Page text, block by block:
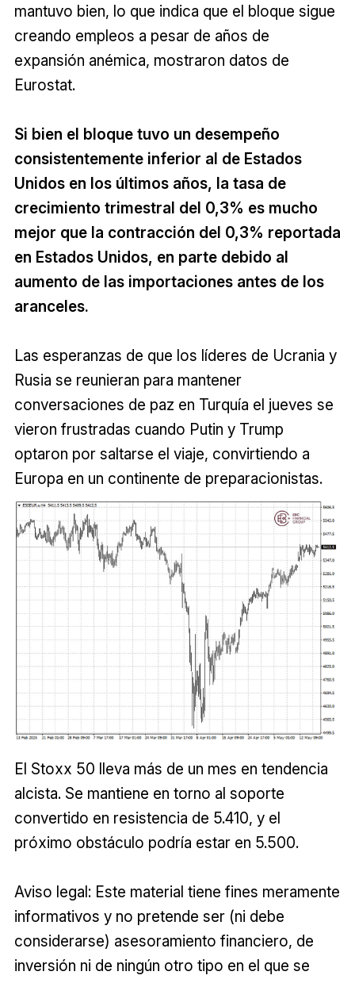
mantuvo bien, lo que indica que el bloque sigue
creando empleos a pesar de años de
expansión anémica, mostraron datos de
Eurostat.
Si bien el bloque tuvo un desempeño
consistentemente inferior al de Estados
Unidos en los últimos años, la tasa de
crecimiento trimestral del 0,3% es mucho
mejor que la contracción del 0,3% reportada
en Estados Unidos, en parte debido al
aumento de las importaciones antes de los
aranceles.
Las esperanzas de que los líderes de Ucrania y
Rusia se reunieran para mantener
conversaciones de paz en Turquía el jueves se
vieron frustradas cuando Putin y Trump
optaron por saltarse el viaje, convirtiendo a
Europa en un continente de preparacionistas.
El Stoxx 50 lleva más de un mes en tendencia
alcista. Se mantiene en torno al soporte
convertido en resistencia de 5.410, y el
próximo obstáculo podría estar en 5.500.
Aviso legal: Este material tiene fines meramente
informativos y no pretende ser (ni debe
considerarse) asesoramiento financiero, de
inversión ni de ningún otro tipo en el que se